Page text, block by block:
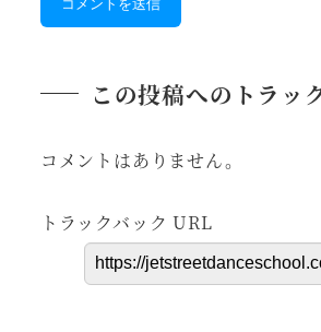
この投稿へのトラッ
コメントはありません。
トラックバック URL